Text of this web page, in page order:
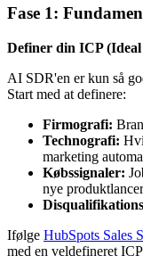
Fase 1:
Definer din ICP
AI SDR'en er kun så
Start med at definere:
Firmografi:
Technografi:
marketing
Købssignaler:
nye
Ifølge HubSpots Sales
med en veldefineret